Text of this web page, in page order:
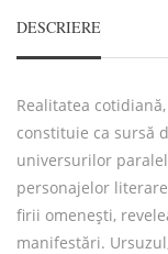
DESCRIERE
Realitatea
constituie ca sursă
universurilor
personajelor
firii omenești,
manifestări.